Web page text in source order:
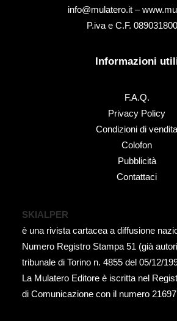
info@mulatero.it –
P.iva e C.F.
Informazioni
F.A.Q.
Privacy Policy
Condizioni di vendita
Colofon
Pubblicità
Contattaci
SKIALPER
è una rivista cartacea a diffusione
Numero Registro Stampa 51 (già
tribunale di Torino n. 4855 del 05/12/
La Mulatero Editore è iscritta nel
di Comunicazione con il numero 21697